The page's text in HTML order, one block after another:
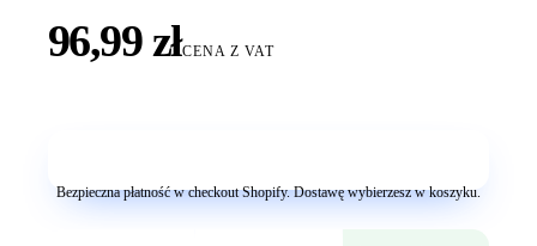
96,99 złCENA Z VAT
Bezpieczna płatność w checkout Shopify. Dostawę wybierzesz w koszyku.